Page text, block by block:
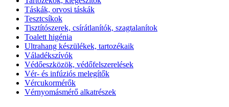
Táskák, orvosi táskák
Tesztcsíkok
Tisztítószerek, csírátlanítók, szagtalanítok
Toalett higénia
Ultrahang készülékek, tartozékaik
Váladékszívók
Védőeszközök, védőfelszerelések
Vér- és infúziós melegítők
Vércukormérők
Vérnyomásmérő alkatrészek